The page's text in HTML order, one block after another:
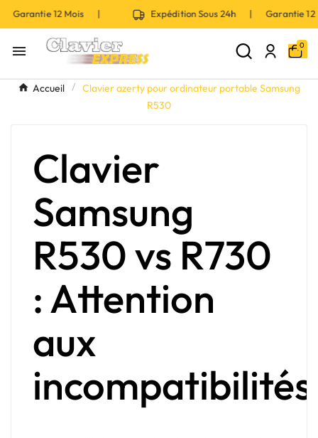
Garantie 12 Mois | Expédition Sous 24h | Garantie
 0
Accueil
Clavier azerty pour ordinateur portable Samsung
R530
Clavier
Samsung
R530 vs R730
: Attention
aux
incompatibilités